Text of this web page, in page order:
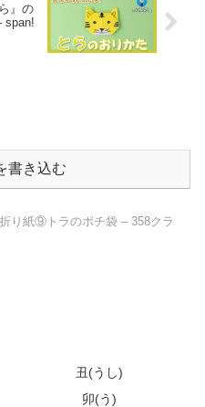
』の
span!
書き込む
折り紙⑨トラのポチ袋 – 358クラ
丑(うし)
卯(う)